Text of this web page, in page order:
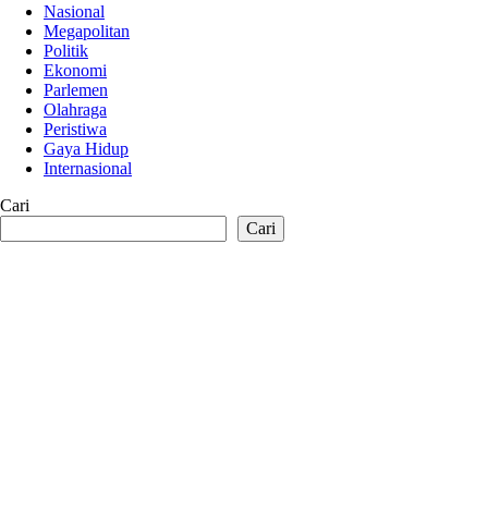
Nasional
Megapolitan
Politik
Ekonomi
Parlemen
Olahraga
Peristiwa
Gaya Hidup
Internasional
Cari
Cari